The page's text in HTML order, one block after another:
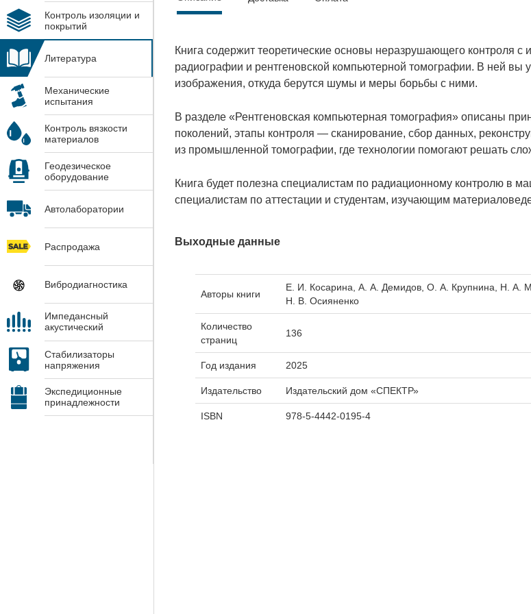
Контроль изоляции и
покрытий
Литература
Механические
испытания
Контроль вязкости
материалов
Геодезическое
оборудование
Автолаборатории
Распродажа
Вибродиагностика
Импедансный
акустический
Стабилизаторы
напряжения
Экспедиционные
принадлежности
Книга содержит теоретические основы неразрушающего контроля
радиографии и рентгеновской компьютерной томографии. В ней вы
изображения, откуда берутся шумы и меры борьбы с ними.
В разделе «Рентгеновская компьютерная томография» описаны
поколений, этапы контроля — сканирование, сбор данных,
из промышленной томографии, где технологии помогают решать
Книга будет полезна специалистам по радиационному контролю в
специалистам по аттестации и студентам, изучающим
Выходные данные
Авторы книги
Е. И. Косарина, А. А. Демидов, О. А. Крупнина, Н. А.
Н. В. Осияненко
Количество
страниц
136
Год издания 2025
Издательство Издательский дом «СПЕКТР»
ISBN 978-5-4442-0195-4